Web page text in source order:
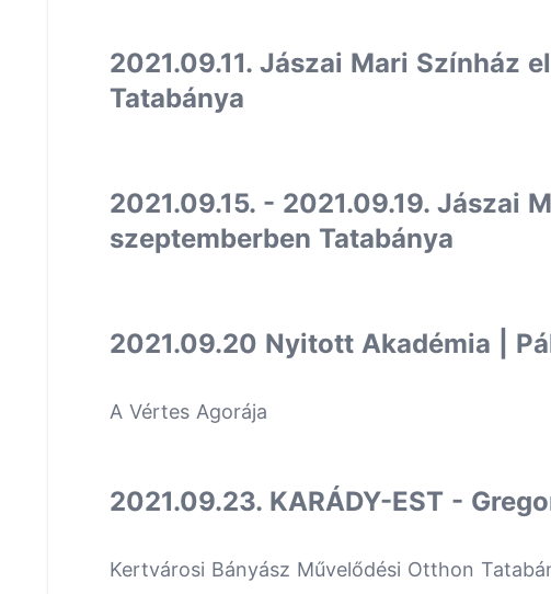
2021.09.11. Jászai Mari Színház
Tatabánya
2021.09.15. - 2021.09.19. Jászai
szeptemberben Tatabánya
2021.09.20 Nyitott Akadémia |
A Vértes Agorája
2021.09.23. KARÁDY-EST -
Kertvárosi Bányász Művelődési Otthon